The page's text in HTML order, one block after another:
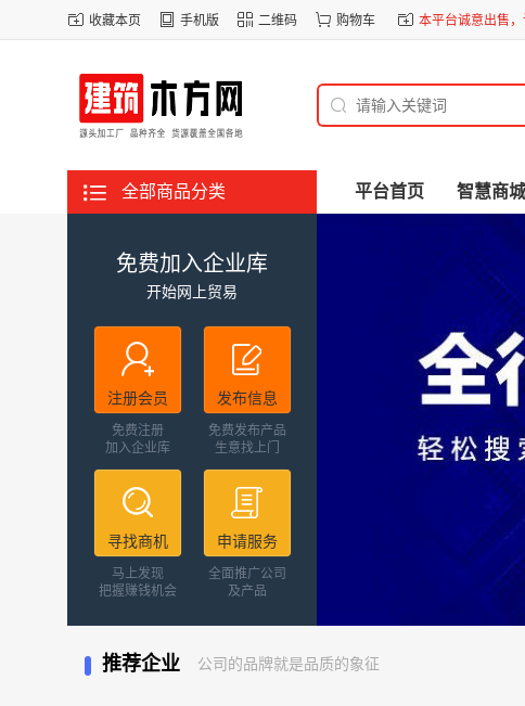
收藏本页 手机版 二维码 购物车 本平台诚意出售
全部商品分类 平台首页 智慧商城
免费加入企业库
开始网上贸易
注册会员
免费注册
加入企业库
发布信息
免费发布产品
生意找上门
寻找商机
马上发现
把握赚钱机会
申请服务
全面推广公司
及产品
推荐企业 公司的品牌就是品质的象征